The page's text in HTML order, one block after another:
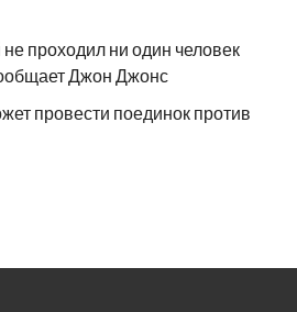
проходил ни один человек
Джон Джонс
провести поединок против